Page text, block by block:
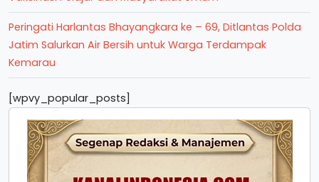
Peringati Harlantas Bhayangkara ke – 69, Ditlantas Polda
Jatim Salurkan Air Bersih untuk Warga Terdampak
Kemarau
[wpvy_popular_posts]